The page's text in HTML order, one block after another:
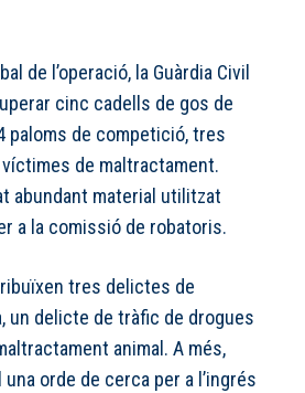
de l’operació, la Guàrdia Civil
cinc cadells de gos de
paloms de competició, tres
de maltractament.
abundant material utilitzat
a la comissió de robatoris.
tres delictes de
un delicte de tràfic de drogues
animal. A més,
orde de cerca per a l’ingrés